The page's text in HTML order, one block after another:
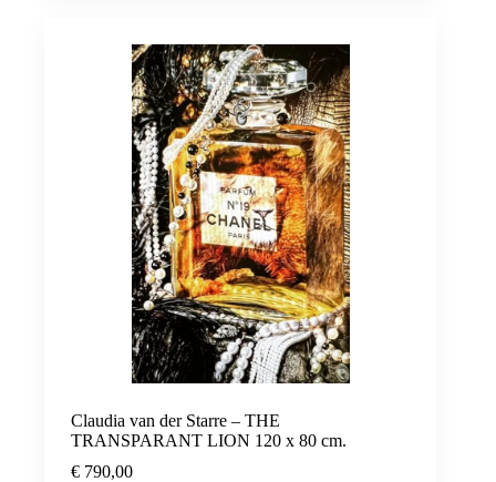
Claudia van der Starre – THE
TRANSPARANT LION 120 x 80 cm.
€ 790,00